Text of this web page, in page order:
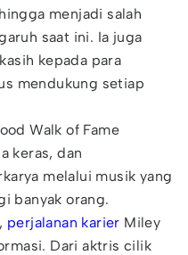
menjadi salah
saat ini. Ia juga
kepada para
mendukung setiap
Walk of Fame
keras, dan
melalui musik yang
banyak orang.
perjalanan karier Miley
Dari aktris cilik